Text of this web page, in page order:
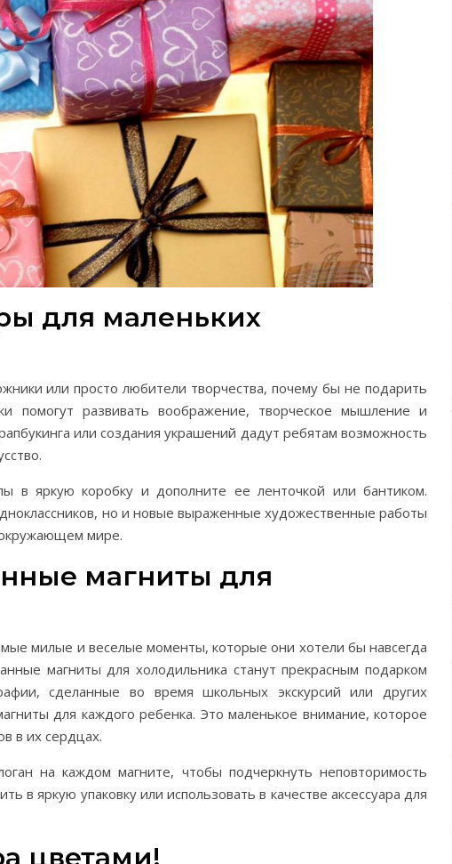
для маленьких
или просто любители творчества, почему бы не подарить
помогут развивать воображение, творческое мышление и
или создания украшений дадут ребятам возможность
в яркую коробку и дополните ее ленточкой или бантиком.
но и новые выраженные художественные работы
окружающем мире.
магниты для
милые и веселые моменты, которые они хотели бы навсегда
магниты для холодильника станут прекрасным подарком
сделанные во время школьных экскурсий или других
для каждого ребенка. Это маленькое внимание, которое
в их сердцах.
на каждом магните, чтобы подчеркнуть неповторимость
в яркую упаковку или использовать в качестве аксессуара для